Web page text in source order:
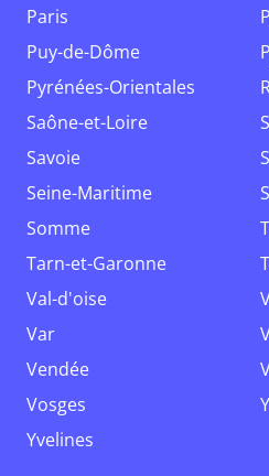
Paris
Puy-de-Dôme
Pyrénées-Orientales
Saône-et-Loire
Savoie
Seine-Maritime
Somme
Tarn-et-Garonne
Val-d'oise
Var
Vendée
Vosges
Yvelines